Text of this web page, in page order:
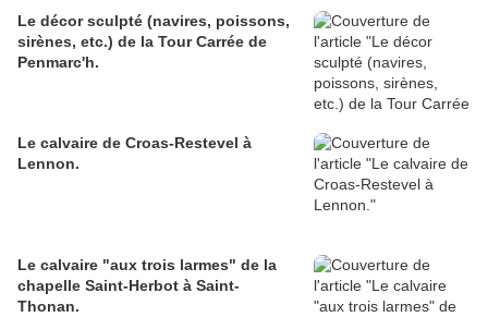
Le décor sculpté (navires, poissons,
sirènes, etc.) de la Tour Carrée de
Penmarc'h.
Le calvaire de Croas-Restevel à
Lennon.
Le calvaire "aux trois larmes" de la
chapelle Saint-Herbot à Saint-
Thonan.